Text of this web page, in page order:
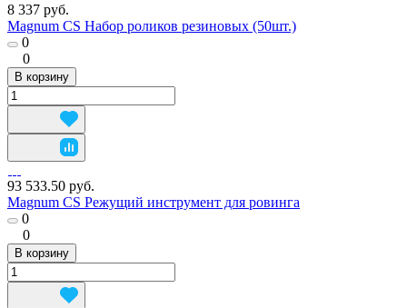
8 337 руб.
Magnum CS Набор роликов резиновых (50шт.)
0
0
В корзину
93 533.50 руб.
Magnum CS Режущий инструмент для ровинга
0
0
В корзину